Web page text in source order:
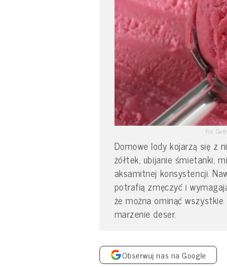
Fot.
Domowe lody kojarzą się z
żółtek, ubijanie śmietanki,
aksamitnej konsystencji.
potrafią zmęczyć i
że można ominąć
marzenie deser.
Obserwuj nas na Google